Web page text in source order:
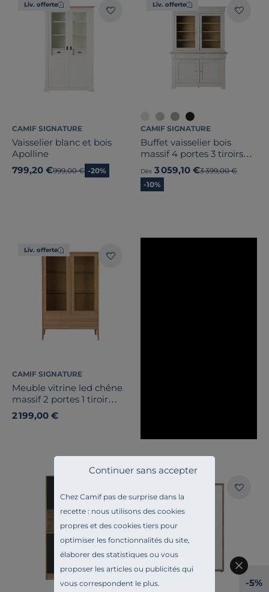
Chez Camif pas de surprise dans la
recette : nous utilisons des cookies
propres et des cookies tiers pour
optimiser les fonctionnalités du site,
élaborer des statistiques ou vous
proposer les articles ou publicités qui
vous correspondent le plus.
Continuer sans accepter
Liv. offerte
CAMIF SIGNATURE
Vaisselier blanc et bois
Apolline
799,20 €Ancien prix
999,00 € -20%
Liv. offerte
CAMIF SIGNATURE
Buffet vaisselier bois
massif 4 portes 3 tiroirs
Embellie
Dès 3 059,10 €Ancien prix
3 399,00 €
-10%
Liv. offerte
CAMIF SIGNATURE
Meuble vitrine led chêne
massif 2 portes 1 tiroir
Charles
2 199,00 €
Pays de fabrication
-5%